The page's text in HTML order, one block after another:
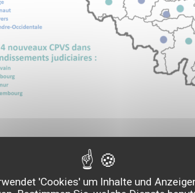
Simultandolmetschen
'Cookies' um Inhalte und